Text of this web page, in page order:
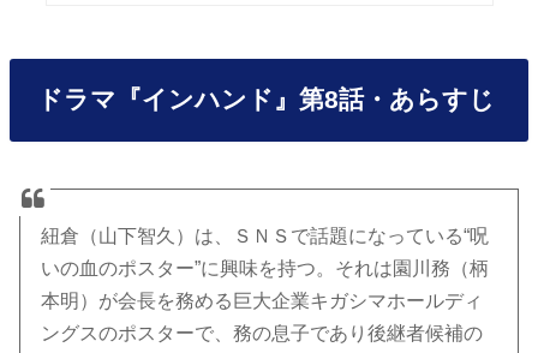
ドラマ『インハンド』第8話・あらすじ
紐倉（山下智久）は、ＳＮＳで話題になっている“呪
いの血のポスター”に興味を持つ。それは園川務（柄
本明）が会長を務める巨大企業キガシマホールディ
ングスのポスターで、務の息子であり後継者候補の